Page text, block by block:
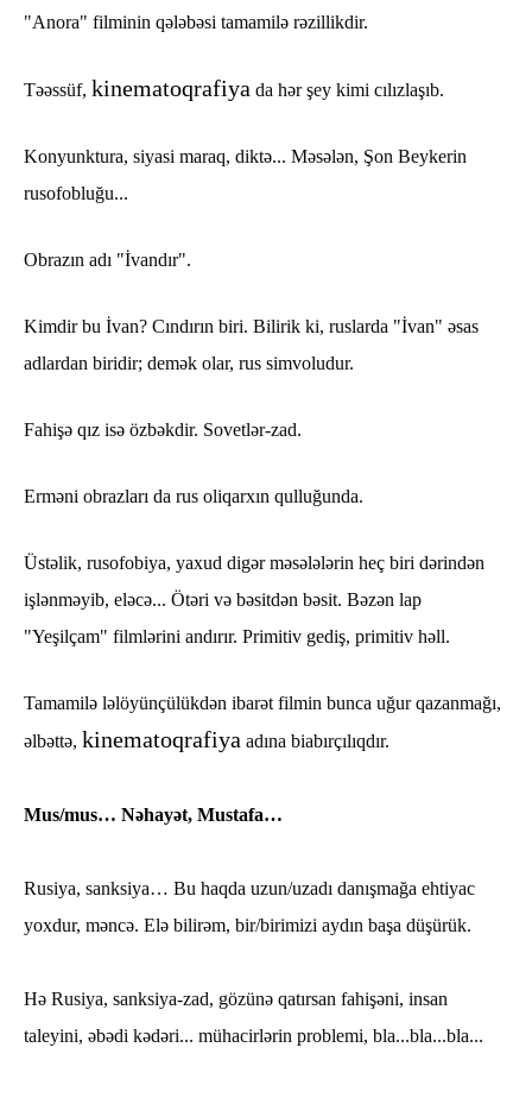
"Anora" filminin qələbəsi tamamilə rəzillikdir.
Təəssüf, kinematoqrafiya da hər şey kimi cılızlaşıb.
Konyunktura, siyasi maraq, diktə... Məsələn, Şon Beykerin
rusofobluğu...
Obrazın adı "İvandır".
Kimdir bu İvan? Cındırın biri. Bilirik ki, ruslarda "İvan" əsas
adlardan biridir; demək olar, rus simvoludur.
Fahişə qız isə özbəkdir. Sovetlər-zad.
Erməni obrazları da rus oliqarxın qulluğunda.
Üstəlik, rusofobiya, yaxud digər məsələlərin heç biri dərindən
işlənməyib, eləcə... Ötəri və bəsitdən bəsit. Bəzən lap
"Yeşilçam" filmlərini andırır. Primitiv gediş, primitiv həll.
Tamamilə ləlöyünçülükdən ibarət filmin bunca uğur qazanmağı,
əlbəttə, kinematoqrafiya adına biabırçılıqdır.
Mus/mus… Nəhayət, Mustafa…
Rusiya, sanksiya… Bu haqda uzun/uzadı danışmağa ehtiyac
yoxdur, məncə. Elə bilirəm, bir/birimizi aydın başa düşürük.
Hə Rusiya, sanksiya-zad, gözünə qatırsan fahişəni, insan
taleyini, əbədi kədəri... mühacirlərin problemi, bla...bla...bla...